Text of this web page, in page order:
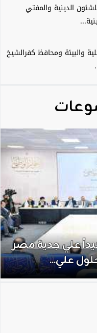
الدينية والمفتي
والبيئة ومحافظ كفرالشيخ
علي جدية مصر
علي...